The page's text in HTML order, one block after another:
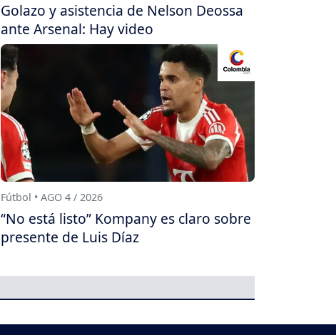
Golazo y asistencia de Nelson Deossa
ante Arsenal: Hay video
Fútbol • AGO 4 / 2026
“No está listo” Kompany es claro sobre
presente de Luis Díaz